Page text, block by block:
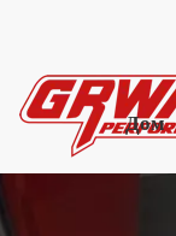
Дом